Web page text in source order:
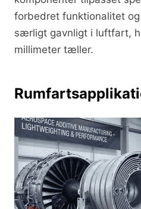
forbedret funktionalitet
særligt gavnligt i luftfart,
millimeter tæller.